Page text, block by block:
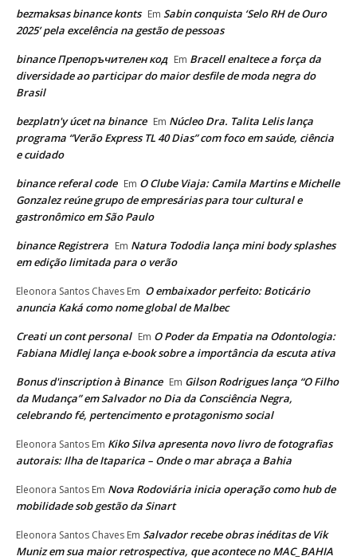
bezmaksas binance konts Em Sabin conquista ‘Selo RH de Ouro
2025’ pela excelência na gestão de pessoas
binance Препоръчителен код Em Bracell enaltece a força da
diversidade ao participar do maior desfile de moda negra do
Brasil
bezplatn'y úcet na binance Em Núcleo Dra. Talita Lelis lança
programa “Verão Express TL 40 Dias” com foco em saúde, ciência
e cuidado
binance referal code Em O Clube Viaja: Camila Martins e Michelle
Gonzalez reúne grupo de empresárias para tour cultural e
gastronômico em São Paulo
binance Registrera Em Natura Tododia lança mini body splashes
em edição limitada para o verão
Eleonora Santos Chaves Em O embaixador perfeito: Boticário
anuncia Kaká como nome global de Malbec
Creati un cont personal Em O Poder da Empatia na Odontologia:
Fabiana Midlej lança e-book sobre a importância da escuta ativa
Bonus d'inscription à Binance Em Gilson Rodrigues lança “O Filho
da Mudança” em Salvador no Dia da Consciência Negra,
celebrando fé, pertencimento e protagonismo social
Eleonora Santos Em Kiko Silva apresenta novo livro de fotografias
autorais: Ilha de Itaparica – Onde o mar abraça a Bahia
Eleonora Santos Em Nova Rodoviária inicia operação como hub de
mobilidade sob gestão da Sinart
Eleonora Santos Chaves Em Salvador recebe obras inéditas de Vik
Muniz em sua maior retrospectiva, que acontece no MAC_BAHIA